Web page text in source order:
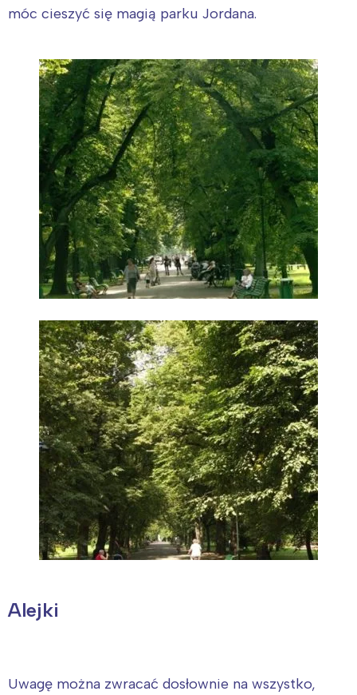
móc cieszyć się magią parku Jordana.
Alejki
Uwagę można zwracać dosłownie na wszystko,